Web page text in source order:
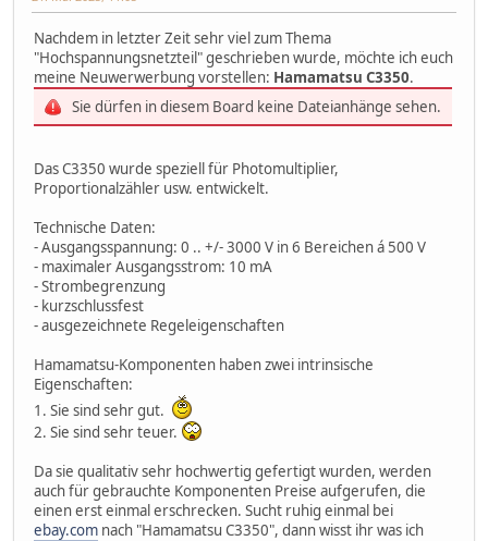
Nachdem in letzter Zeit sehr viel zum Thema
"Hochspannungsnetzteil" geschrieben wurde, möchte ich euch
meine Neuwerwerbung vorstellen: Hamamatsu C3350.
Sie dürfen in diesem Board keine Dateianhänge sehen.
Das C3350 wurde speziell für Photomultiplier,
Proportionalzähler usw. entwickelt.
Technische Daten:
- Ausgangsspannung: 0 .. +/- 3000 V in 6 Bereichen á 500 V
- maximaler Ausgangsstrom: 10 mA
- Strombegrenzung
- kurzschlussfest
- ausgezeichnete Regeleigenschaften
Hamamatsu-Komponenten haben zwei intrinsische
Eigenschaften:
1. Sie sind sehr gut.
2. Sie sind sehr teuer.
Da sie qualitativ sehr hochwertig gefertigt wurden, werden
auch für gebrauchte Komponenten Preise aufgerufen, die
einen erst einmal erschrecken. Sucht ruhig einmal bei
ebay.com nach "Hamamatsu C3350", dann wisst ihr was ich